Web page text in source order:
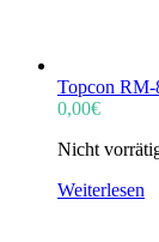
Topcon RM-
0,00€
Nicht
Weiterlesen